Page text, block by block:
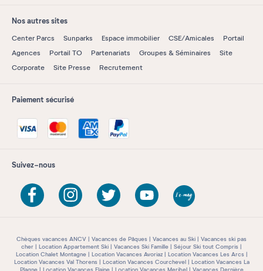
Nos autres sites
Center Parcs Sunparks Espace immobilier CSE/Amicales
Portail
Agences
Portail TO Partenariats Groupes & Séminaires
Site
Corporate
Site Presse Recrutement
Paiement sécurisé
Suivez-nous
Chèques vacances ANCV Vacances de Pâques Vacances au Ski
Vacances ski pas
cher
Location Appartement Ski Vacances Ski Famille
Séjour Ski tout Compris
Location Chalet Montagne
Location Vacances Avoriaz
Location Vacances Les Arcs
Location Vacances Val Thorens
Location Vacances Courchevel
Location Vacances La
Plagne
Location Vacances Flaine Location Vacances Meribel Vacances Dernière